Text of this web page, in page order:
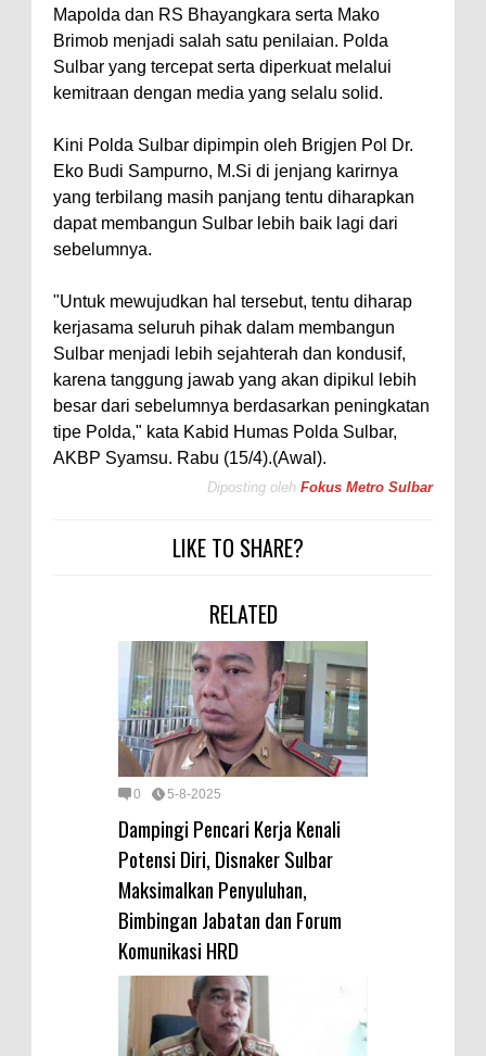
Mapolda dan RS Bhayangkara serta Mako
Brimob menjadi salah satu penilaian. Polda
Sulbar yang tercepat serta diperkuat melalui
kemitraan dengan media yang selalu solid.
Kini Polda Sulbar dipimpin oleh Brigjen Pol Dr.
Eko Budi Sampurno, M.Si di jenjang karirnya
yang terbilang masih panjang tentu diharapkan
dapat membangun Sulbar lebih baik lagi dari
sebelumnya.
"Untuk mewujudkan hal tersebut, tentu diharap
kerjasama seluruh pihak dalam membangun
Sulbar menjadi lebih sejahterah dan kondusif,
karena tanggung jawab yang akan dipikul lebih
besar dari sebelumnya berdasarkan peningkatan
tipe Polda," kata Kabid Humas Polda Sulbar,
AKBP Syamsu. Rabu (15/4).(Awal).
Diposting oleh Fokus Metro Sulbar
LIKE TO SHARE?
RELATED
0 5-8-2025
Dampingi Pencari Kerja Kenali
Potensi Diri, Disnaker Sulbar
Maksimalkan Penyuluhan,
Bimbingan Jabatan dan Forum
Komunikasi HRD